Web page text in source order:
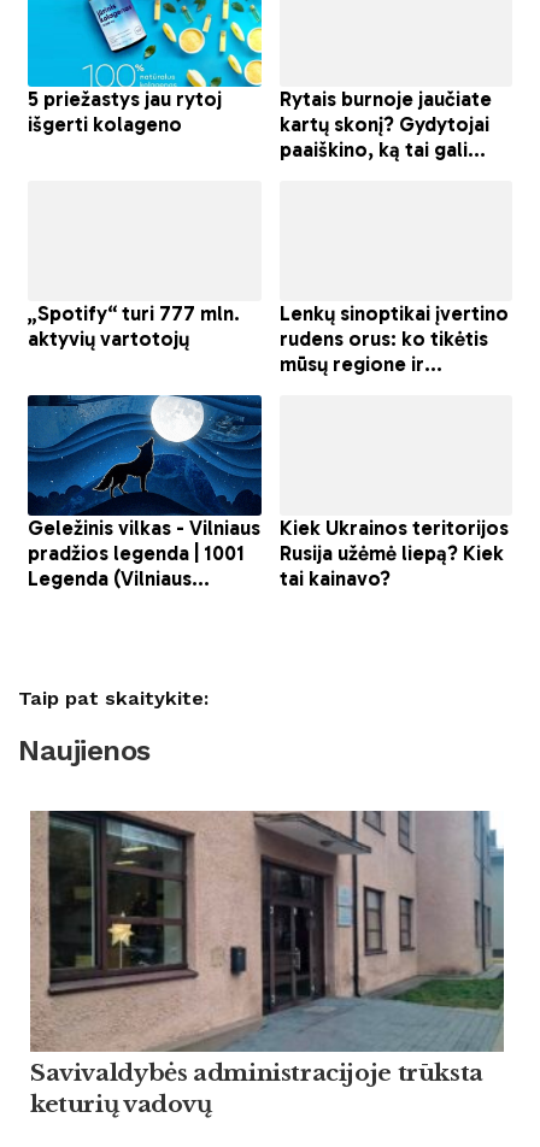
Taip pat skaitykite:
Naujienos
Savivaldybės administracijoje trūksta
keturių vadovų